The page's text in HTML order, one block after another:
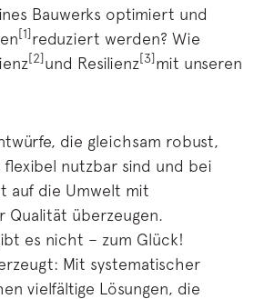
Bauwerks optimiert und
[1]reduziert werden? Wie
[2]und Resilienz[3]mit unseren
die gleichsam robust,
flexibel nutzbar sind und bei
auf die Umwelt mit
Qualität überzeugen.
es nicht – zum Glück!
Mit systematischer
vielfältige Lösungen, die